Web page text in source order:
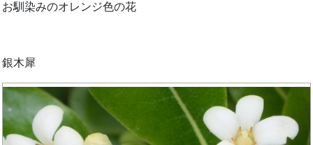
お馴染みのオレンジ色の花
銀木犀